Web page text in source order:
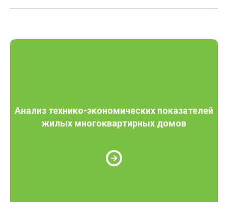
Анализ технико-экономических показателей
жилых многоквартирных домов